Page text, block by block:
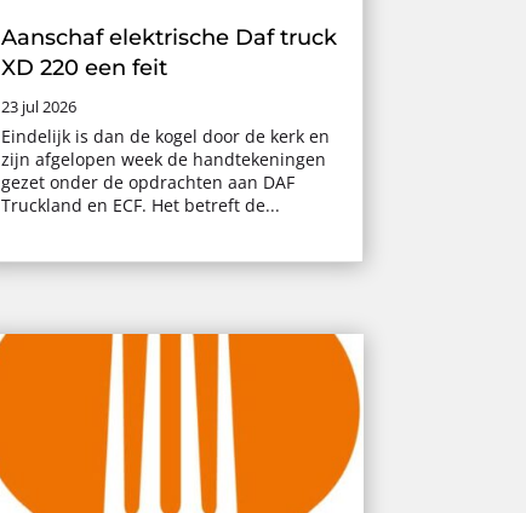
Aanschaf elektrische Daf truck
XD 220 een feit
23 jul 2026
Eindelijk is dan de kogel door de kerk en
zijn afgelopen week de handtekeningen
gezet onder de opdrachten aan DAF
Truckland en ECF. Het betreft de...